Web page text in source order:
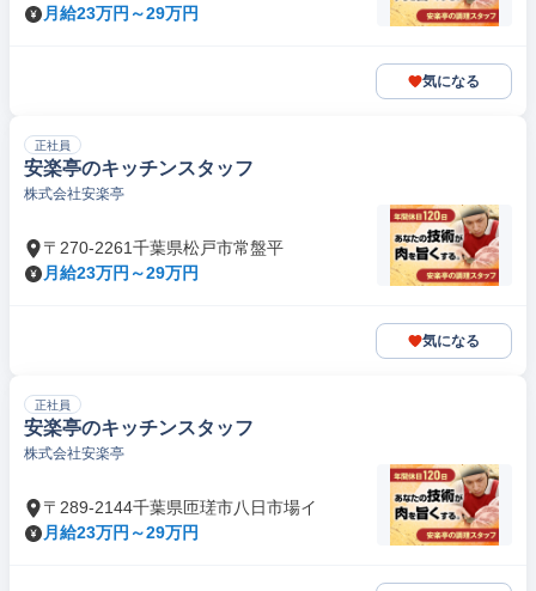
月給23万円～29万円
気になる
正社員
安楽亭のキッチンスタッフ
株式会社安楽亭
〒270-2261千葉県松戸市常盤平
月給23万円～29万円
気になる
正社員
安楽亭のキッチンスタッフ
株式会社安楽亭
〒289-2144千葉県匝瑳市八日市場イ
月給23万円～29万円